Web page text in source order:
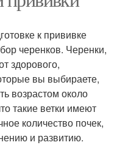
к прививке
черенков. Черенки,
здорового,
вы выбираете,
возрастом около
такие ветки имеют
количество почек,
и развитию.